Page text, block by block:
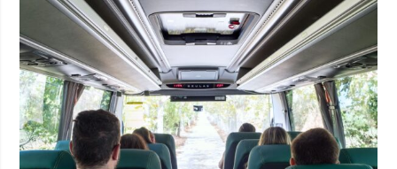
EN
BARCELONA:
CARGA
Y
DESCARGA